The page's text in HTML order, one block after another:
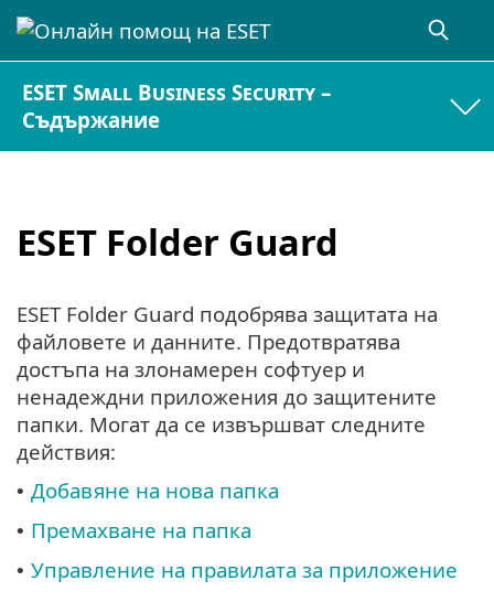
ESET Small Business Security –
Съдържание
ESET Folder Guard
ESET Folder Guard подобрява защитата на
файловете и данните. Предотвратява
достъпа на злонамерен софтуер и
ненадеждни приложения до защитените
папки. Могат да се извършват следните
действия:
• Добавяне на нова папка
• Премахване на папка
• Управление на правилата за приложение